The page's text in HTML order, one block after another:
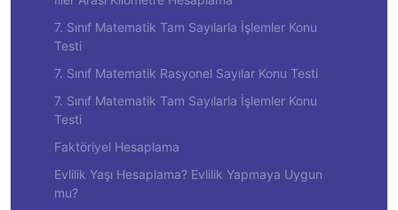
7. Sınıf Matematik Tam Sayılarla İşlemler Konu
Testi
7. Sınıf Matematik Rasyonel Sayılar Konu Testi
7. Sınıf Matematik Tam Sayılarla İşlemler Konu
Testi
Faktöriyel Hesaplama
Evlilik Yaşı Hesaplama? Evlilik Yapmaya Uygun
mu?